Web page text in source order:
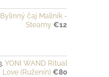
Bylinný čaj Maliník -
Steamy €12
YONI WAND Ritual
Love (Ruženín) €80